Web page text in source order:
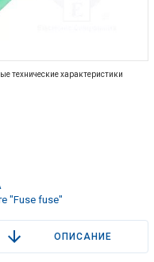
технические характеристики
"Fuse fuse"
ОПИСАНИЕ